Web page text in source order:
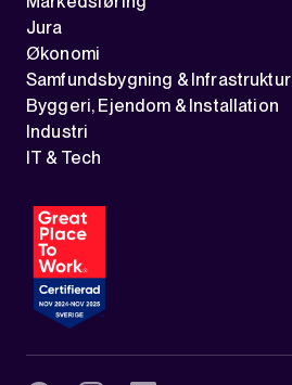
Jura
Økonomi
Samfundsbygning & Infrastruktur
Byggeri, Ejendom & Installation
Industri
IT & Tech